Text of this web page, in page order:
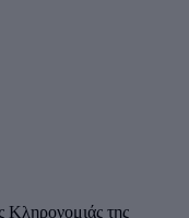
Κληρονομιάς της